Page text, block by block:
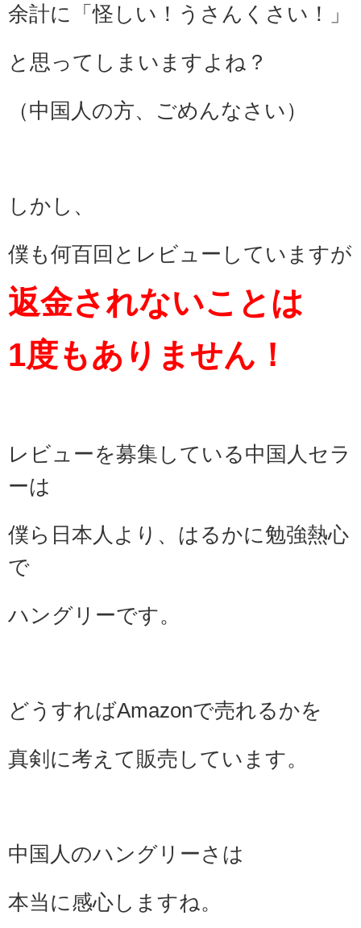
余計に「怪しい！うさんくさい！」
と思ってしまいますよね？
（中国人の方、ごめんなさい）
しかし、
僕も何百回とレビューしていますが
返金されないことは
1度もありません！
レビューを募集している中国人セラ
ーは
僕ら日本人より、 はるかに勉強熱心
で
ハングリーです。
どうすればAmazonで売れるかを
真剣に考えて販売しています。
中国人のハングリーさは
本当に感心しますね。